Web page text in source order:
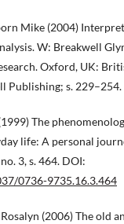
Mike (2004)
W: Breakwell
Oxford, UK:
Publishing; s. 229–254.
The
life: A personal
3, s. 464. DOI:
0736-9735.16.3.464
(2006) The old